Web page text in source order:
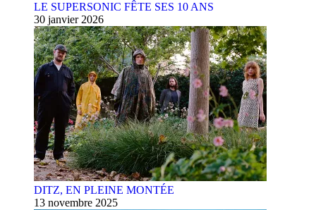
LE SUPERSONIC FÊTE SES 10 ANS
30 janvier 2026
DITZ, EN PLEINE MONTÉE
13 novembre 2025